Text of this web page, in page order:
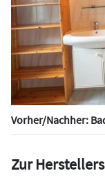
Vorher/Nachher:
Zur